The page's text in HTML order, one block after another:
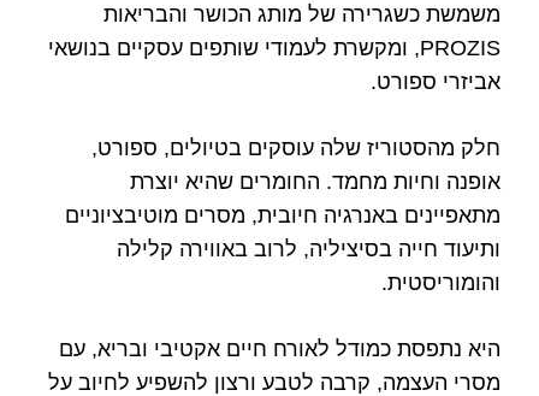
משמשת כשגרירה של מותג הכושר והבריאות
PROZIS, ומקשרת לעמודי שותפים עסקיים בנושאי
אביזרי ספורט.
חלק מהסטוריז שלה עוסקים בטיולים, ספורט,
אופנה וחיות מחמד. החומרים שהיא יוצרת
מתאפיינים באנרגיה חיובית, מסרים מוטיבציוניים
ותיעוד חייה בסיציליה, לרוב באווירה קלילה
והומוריסטית.
היא נתפסת כמודל לאורח חיים אקטיבי ובריא, עם
מסרי העצמה, קרבה לטבע ורצון להשפיע לחיוב על